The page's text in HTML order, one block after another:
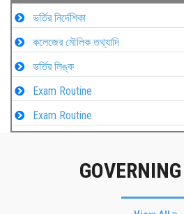
ভর্তির নির্দেশিকা
কলেজের মৌলিক তথ্যাদি
ভর্তির লিঙ্ক
Exam Routine
Exam Routine